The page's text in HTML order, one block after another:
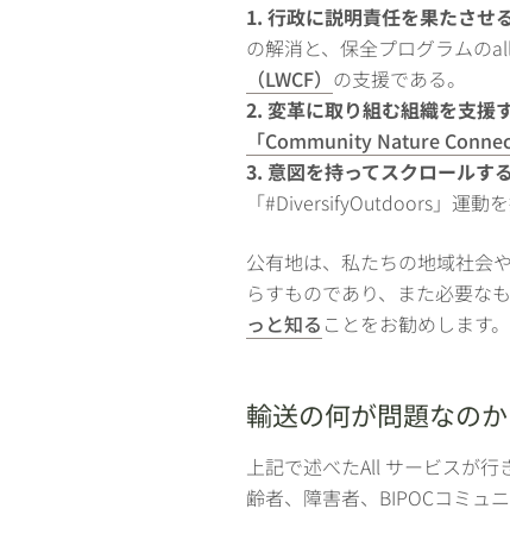
1. 行政に説明責任を果たさせる
の解消と、保全プログラムの
（LWCF） の支援である。
2. 変革に取り組む組織を支援す
「Community Nature
3. 意図を持ってスクロールする
「#DiversifyOutdoors」運動
公有地は、私たちの地域社会
らすものであり、また必要な
っと知る ことをお勧めします。
輸送の何が問題なのか
上記で述べたAll サービスが
齢者、障害者、BIPOCコミュ